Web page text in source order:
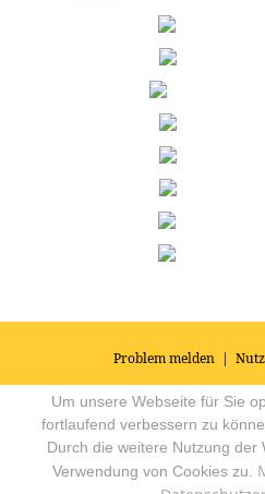
Problem melden |
© 2026Impressum|Datenschutz|
Forum für Yoga, Meditation und
Um unsere Webseite für Sie
fortlaufend verbessern zu
Durch die weitere Nutzung der
Verwendung von Cookies zu.